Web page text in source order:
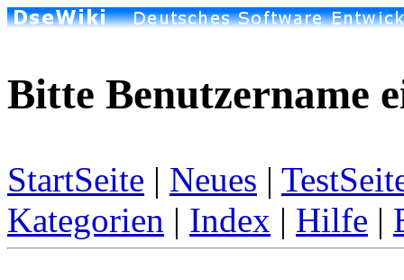
Bitte Benutzername
StartSeite | Neues |
Kategorien | Index | Hilfe |